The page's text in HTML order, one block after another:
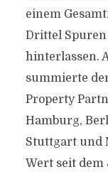
einem
Drittel
hinterlassen.
summierte
Property
Hamburg,
Stuttgart und
Wert seit dem